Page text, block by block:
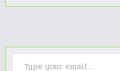
Type your email…